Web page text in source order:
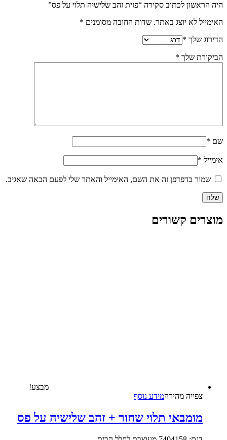
לכתוב סקירה “פזית זהב שלישיה תלוי על פס”
לא יוצג באתר. שדות החובה מסומנים*
שלך*
שלך*
בדפדפן זה את השם, האימייל והאתר שלי לפעם הבאה שאגיב.
קשורים
‫מהירה‬מידע נוסף
תלוי שחור + זהב שלישיה על פס